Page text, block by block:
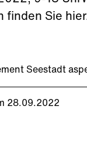
Seestadt
28.09.2022
finden Sie